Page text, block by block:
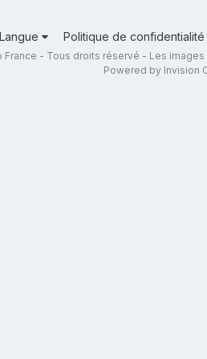
Langue Politique de confidentialité
France - Tous droits réservé - Les
Powered by Invision